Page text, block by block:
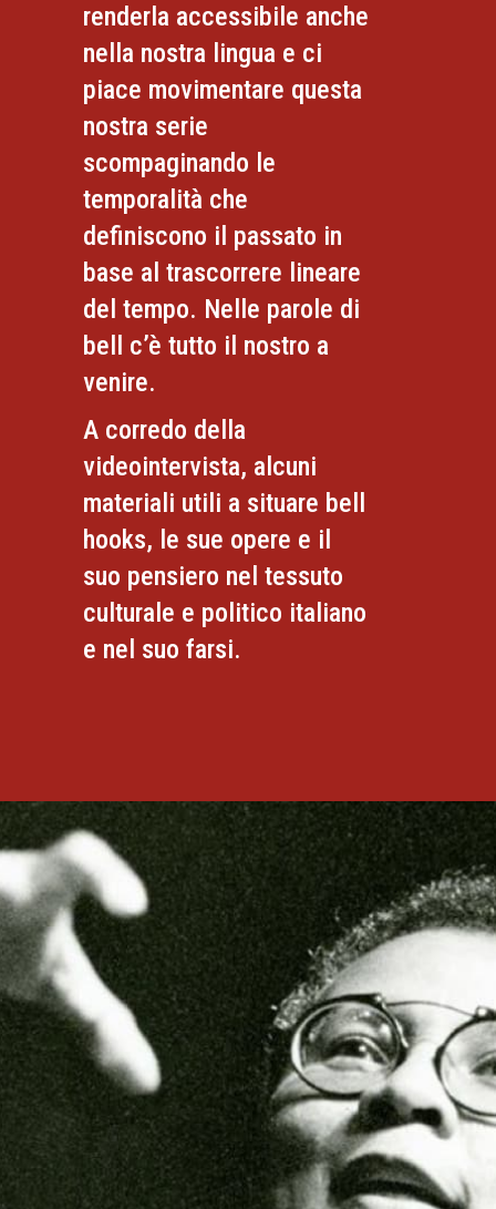
renderla accessibile anche
nella nostra lingua e ci
piace movimentare questa
nostra serie
scompaginando le
temporalità che
definiscono il passato in
base al trascorrere lineare
del tempo. Nelle parole di
bell c’è tutto il nostro a
venire.
A corredo della
videointervista, alcuni
materiali utili a situare bell
hooks, le sue opere e il
suo pensiero nel tessuto
culturale e politico italiano
e nel suo farsi.